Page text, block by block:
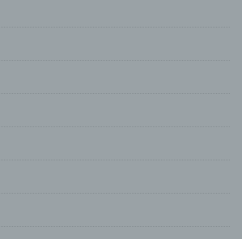
Verantwortliche